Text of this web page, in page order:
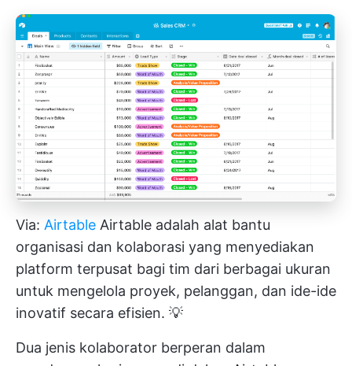
Via: Airtable Airtable adalah alat bantu
organisasi dan kolaborasi yang menyediakan
platform terpusat bagi tim dari berbagai ukuran
untuk mengelola proyek, pelanggan, dan ide-ide
inovatif secara efisien. 💡
Dua jenis kolaborator berperan dalam